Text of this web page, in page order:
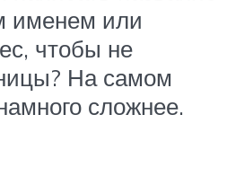
именем или
чтобы не
На самом
сложнее.